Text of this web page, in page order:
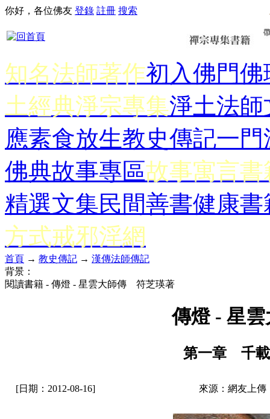
你好，各位佛友 登錄 註冊 搜索
知名法師著作初入佛門佛
土經典淨宗專集淨土法師
應素食放生教史傳記一門
佛典故事專區故事寓言書
精選文集民間善書健康書
方式戒邪淫網
首頁 → 教史傳記 → 漢傳法師傳記
背景：
閱讀書籍 - 傳燈 - 星雲大師傳 符芝瑛著
傳燈 - 星
第一章 千載
[日期：2012-08-16] 來源：網友上